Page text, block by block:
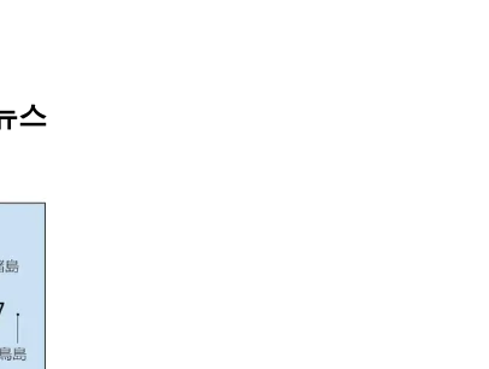
스